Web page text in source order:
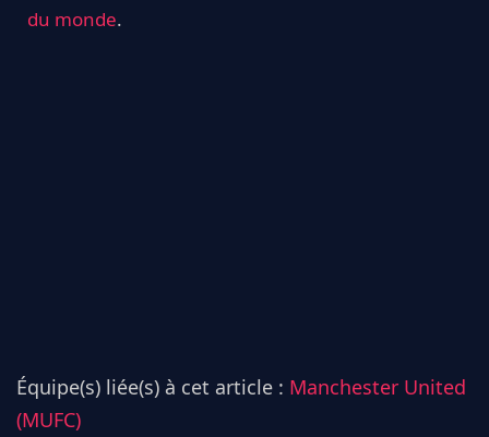
du monde.
Équipe(s) liée(s) à cet article : Manchester United
(MUFC)